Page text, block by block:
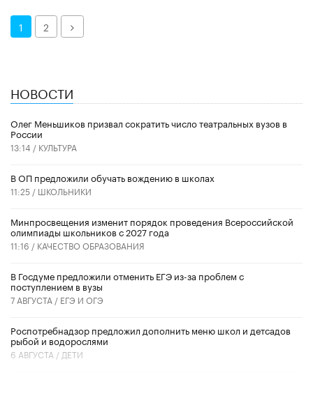
1 2 Далее
НОВОСТИ
Олег Меньшиков призвал сократить число театральных вузов в
России
13:14 / КУЛЬТУРА
В ОП предложили обучать вождению в школах
11:25 / ШКОЛЬНИКИ
Минпросвещения изменит порядок проведения Всероссийской
олимпиады школьников с 2027 года
11:16 / КАЧЕСТВО ОБРАЗОВАНИЯ
В Госдуме предложили отменить ЕГЭ из-за проблем с
поступлением в вузы
7 АВГУСТА / ЕГЭ И ОГЭ
Роспотребнадзор предложил дополнить меню школ и детсадов
рыбой и водорослями
6 АВГУСТА / ДЕТИ